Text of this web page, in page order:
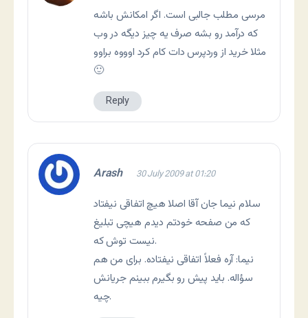
مرسی مطلب جالبی است. اگر امکانش باشه
که درآمد رو بشه صرف یه چیز دیگه در وب
مثلا خرید از وردپرس دات کام کرد اوووه براوو
🙂
Reply
Arash 30 July 2009 at 01:20
سلام نیما جان آقا اصلا هیچ اتفاقی نیفتاد
که من صفحه خودتم دیدم هیچی تبلیغ
نیست توش که.
نیما: آره فعلاً اتفاقی نیفتاده. برای من هم
سؤاله. باید پیش رو بگیرم ببینم جریانش
چیه.